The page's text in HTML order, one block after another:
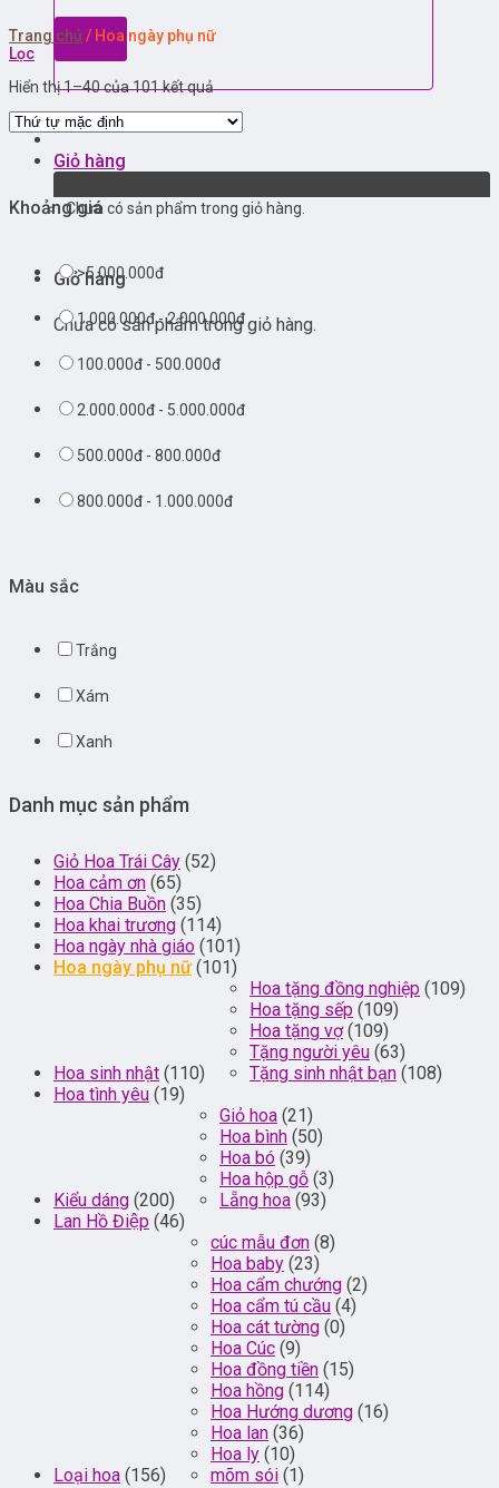
Đăng nhập
Giỏ hàng
Chưa có sản phẩm trong giỏ hàng.
Giỏ hàng
Chưa có sản phẩm trong giỏ hàng.
Trang chủ / Hoa ngày phụ nữ
Lọc
Hiển thị 1–40 của 101 kết quả
Khoảng giá
>5.000.000đ
1.000.000đ - 2.000.000đ
100.000đ - 500.000đ
2.000.000đ - 5.000.000đ
500.000đ - 800.000đ
800.000đ - 1.000.000đ
Màu sắc
Trắng
Xám
Xanh
Danh mục sản phẩm
Giỏ Hoa Trái Cây (52)
Hoa cảm ơn (65)
Hoa Chia Buồn (35)
Hoa khai trương (114)
Hoa ngày nhà giáo (101)
Hoa ngày phụ nữ (101)
Hoa sinh nhật (110)
Hoa tặng đồng nghiệp (109)
Hoa tặng sếp (109)
Hoa tặng vợ (109)
Tặng người yêu (63)
Tặng sinh nhật bạn (108)
Hoa tình yêu (19)
Kiểu dáng (200)
Giỏ hoa (21)
Hoa bình (50)
Hoa bó (39)
Hoa hộp gỗ (3)
Lẵng hoa (93)
Lan Hồ Điệp (46)
Loại hoa (156)
cúc mẫu đơn (8)
Hoa baby (23)
Hoa cẩm chướng (2)
Hoa cẩm tú cầu (4)
Hoa cát tường (0)
Hoa Cúc (9)
Hoa đồng tiền (15)
Hoa hồng (114)
Hoa Hướng dương (16)
Hoa lan (36)
Hoa ly (10)
mõm sói (1)